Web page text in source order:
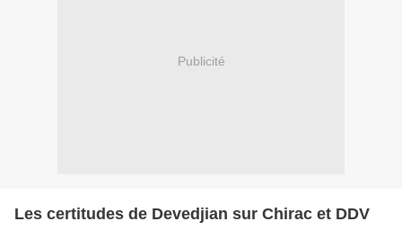
Publicité
Les certitudes de Devedjian sur Chirac et DDV